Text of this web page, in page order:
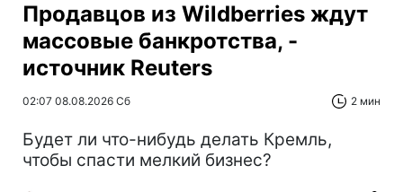
Продавцов из Wildberries ждут
массовые банкротства, -
источник Reuters
02:07 08.08.2026 Сб 2 мин
Будет ли что-нибудь делать Кремль,
чтобы спасти мелкий бизнес?